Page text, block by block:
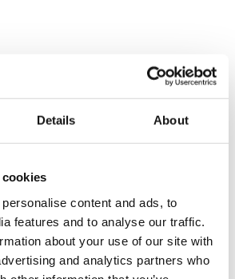
Details About
content and ads, to
features and to analyse our traffic.
about your use of our site with
and analytics partners who
Medienvertreter
für Presse- und Medienvertreter. Sie
und Informationen zu
des Rennrodelsports einsehen und